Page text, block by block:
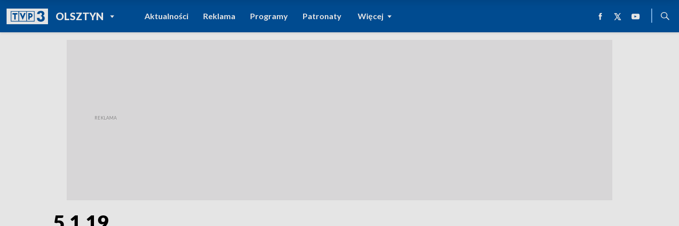
OLSZTYNPOWRÓT DO
TVP REGIONY
Aktualności Reklama Programy Patronaty Więcej